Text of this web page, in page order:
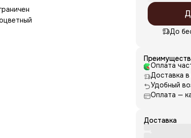
До
Оплата
Доставка
Удобный
Оплата —
Доставка